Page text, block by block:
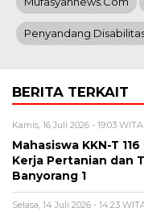
Penyandang
BERITA TERKAIT
Kamis, 16 Juli 2026 - 19:03 WITA
Mahasiswa KKN-T
Kerja Pertanian dan
Banyorang 1
Selasa, 14 Juli 2026 - 14:23